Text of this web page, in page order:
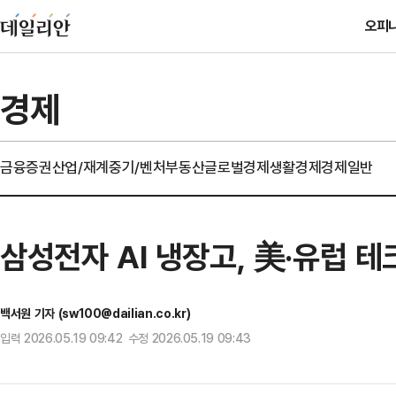
오피
경제
금융증권산업/재계중기/벤처부동산글로벌경제생활경제경제일반
삼성전자 AI 냉장고, 美·유럽
백서원 기자 (sw100@dailian.co.kr)
입력 2026.05.19 09:42 수정 2026.05.19 09:43